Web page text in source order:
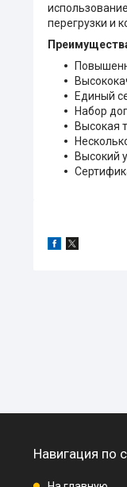
перегрузки и
Единый
Набор
Высокая
Высокий
Навигация по